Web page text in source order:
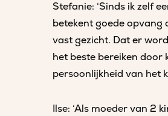
Stefanie: ‘Sinds ik zelf
betekent goede opvang
vast gezicht. Dat er
het beste bereiken door
persoonlijkheid van het
Ilse: ‘Als moeder van 2